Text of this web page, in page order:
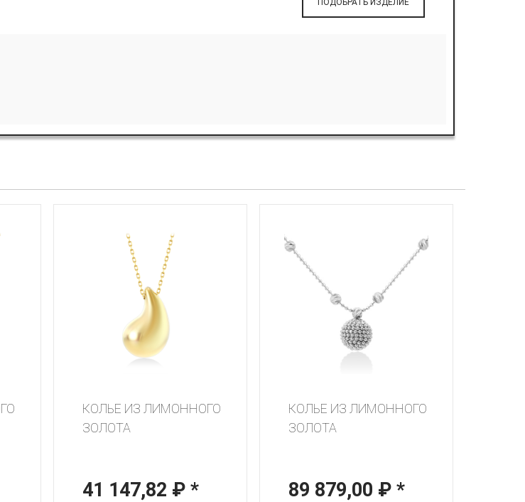
ПОДОБРАТЬ ИЗДЕЛИЕ
КОЛЬЕ ИЗ ЛИМОННОГО
ЗОЛОТА
41 147,82 ₽ *
КОЛЬЕ ИЗ ЛИМОННОГО
ЗОЛОТА
89 879,00 ₽ *